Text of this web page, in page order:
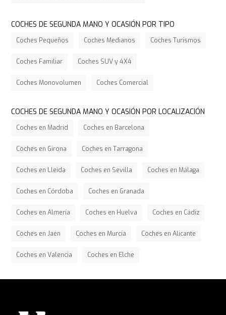
COCHES DE SEGUNDA MANO Y OCASIÓN POR TIPO
Coches Pequeños Coches Medianos Coches Turismos
Coches Familiar Coches SUV y 4X4
Coches Monovolumen Coches Comercial
COCHES DE SEGUNDA MANO Y OCASIÓN POR LOCALIZACIÓN
Coches en Madrid Coches en Barcelona
Coches en Girona Coches en Tarragona
Coches en Lleida Coches en Sevilla Coches en Málaga
Coches en Córdoba Coches en Granada
Coches en Almería Coches en Huelva Coches en Cádiz
Coches en Jaén Coches en Murcia Coches en Alicante
Coches en Valencia Coches en Elche